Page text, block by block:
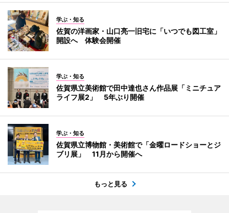
学ぶ・知る
佐賀の洋画家・山口亮一旧宅に「いつでも図工室」
開設へ 体験会開催
学ぶ・知る
佐賀県立美術館で田中達也さん作品展「ミニチュア
ライフ展2」 5年ぶり開催
学ぶ・知る
佐賀県立博物館・美術館で「金曜ロードショーとジ
ブリ展」 11月から開催へ
もっと見る